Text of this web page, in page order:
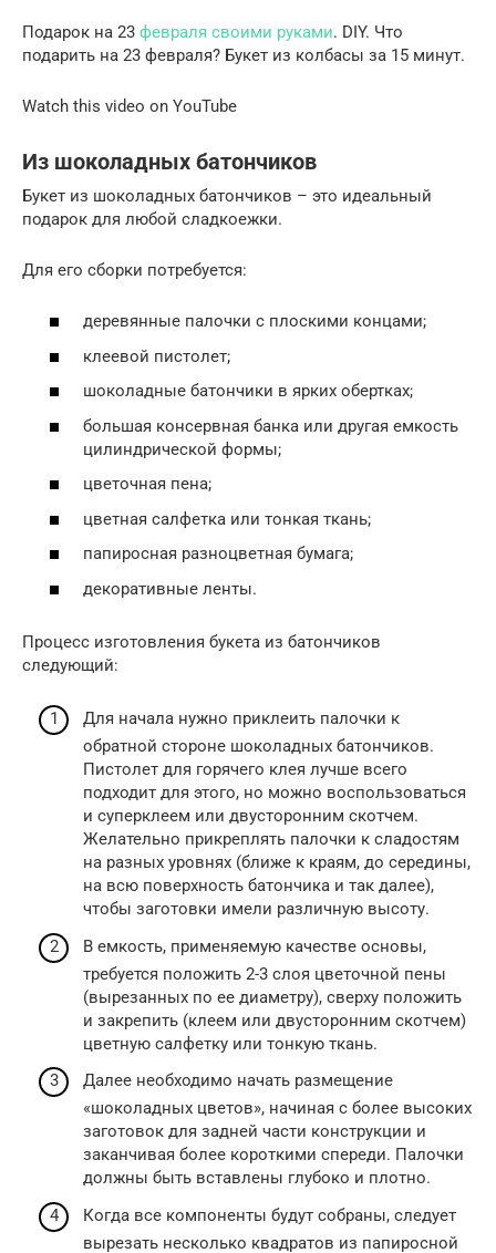
Подарок на 23 февраля своими руками. DIY. Что
подарить на 23 февраля? Букет из колбасы за 15 минут.
Watch this video on YouTube
Из шоколадных батончиков
Букет из шоколадных батончиков – это идеальный
подарок для любой сладкоежки.
Для его сборки потребуется:
деревянные палочки с плоскими концами;
клеевой пистолет;
шоколадные батончики в ярких обертках;
большая консервная банка или другая емкость
цилиндрической формы;
цветочная пена;
цветная салфетка или тонкая ткань;
папиросная разноцветная бумага;
декоративные ленты.
Процесс изготовления букета из батончиков
следующий:
Для начала нужно приклеить палочки к
обратной стороне шоколадных батончиков.
Пистолет для горячего клея лучше всего
подходит для этого, но можно воспользоваться
и суперклеем или двусторонним скотчем.
Желательно прикреплять палочки к сладостям
на разных уровнях (ближе к краям, до середины,
на всю поверхность батончика и так далее),
чтобы заготовки имели различную высоту.
В емкость, применяемую качестве основы,
требуется положить 2-3 слоя цветочной пены
(вырезанных по ее диаметру), сверху положить
и закрепить (клеем или двусторонним скотчем)
цветную салфетку или тонкую ткань.
Далее необходимо начать размещение
«шоколадных цветов», начиная с более высоких
заготовок для задней части конструкции и
заканчивая более короткими спереди. Палочки
должны быть вставлены глубоко и плотно.
Когда все компоненты будут собраны, следует
вырезать несколько квадратов из папиросной